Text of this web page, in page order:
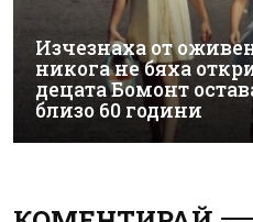
Изчезнаха от
никога не бяха
децата Бомонт
близо 60 години